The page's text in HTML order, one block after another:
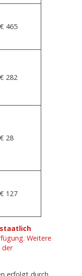
€ 465
€ 282
€ 28
€ 127
staatlich
Weitere
erfolgt durch